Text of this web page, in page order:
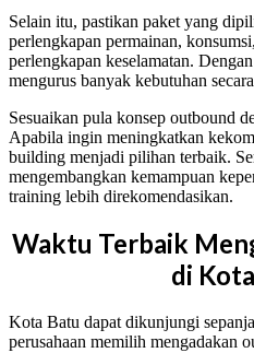
Selain itu, pastikan paket yang
perlengkapan permainan,
perlengkapan keselamatan.
mengurus banyak kebutuhan
Sesuaikan pula konsep outbound
Apabila ingin meningkatkan
building menjadi pilihan terbaik.
mengembangkan kemampuan
training lebih direkomendasikan.
Waktu Terbaik
di
Kota Batu dapat dikunjungi
perusahaan memilih mengadakan